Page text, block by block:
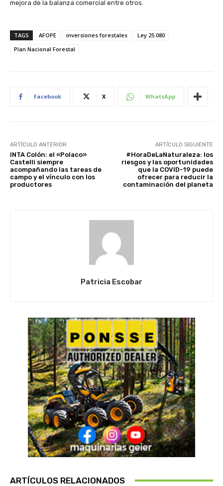
mejora de la balanza comercial entre otros.
TAGS AFOPE inversiones forestales
Ley 25.080
Plan Nacional Forestal
Facebook X WhatsApp
ARTÍCULO ANTERIOR
INTA Colón: el «Polaco»
Castelli siempre
acompañando las tareas de
campo y el vínculo con los
productores
ARTÍCULO SIGUIENTE
#HoraDeLaNaturaleza: los
riesgos y las oportunidades
que la COVID-19 puede
ofrecer para reducir la
contaminación del planeta
Patricia Escobar
ARTÍCULOS RELACIONADOS